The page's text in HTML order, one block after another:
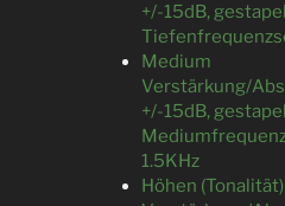
+/-15dB,
Medium
Verstärkung/
+/-15dB,
1.5KHz
Höhen (Tonalität)